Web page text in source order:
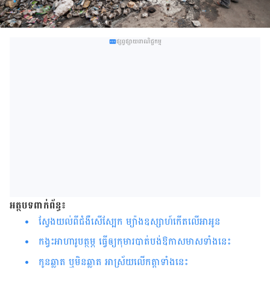
ផ្សព្វផ្សាយពាណិជ្ជកម្ម
អត្ថបទពាក់ព័ន្ធ៖
ស្វែងយល់ពីជំងឺសើ​ស្បែក ម្យ៉ាង​ឧស្សាហ៍​កើត​លើ​អាអូន
កង្វះអាហារូបត្ថម្ភ ធ្វើឲ្យកុមារបាត់បង់ឱកាសមាសទាំងនេះ
កូនឆ្លាត ឬមិនឆ្លាត អាស្រ័យលើកត្តាទាំងនេះ